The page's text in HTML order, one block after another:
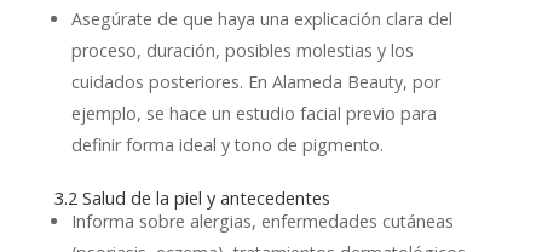
Asegúrate de que haya una explicación clara del
proceso, duración, posibles molestias y los
cuidados posteriores. En Alameda Beauty, por
ejemplo, se hace un estudio facial previo para
definir forma ideal y tono de pigmento.
3.2 Salud de la piel y antecedentes
Informa sobre alergias, enfermedades cutáneas